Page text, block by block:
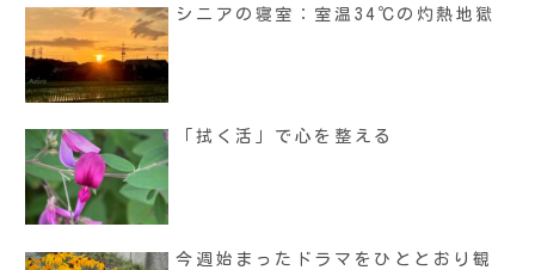
シニアの寝室：室温34℃の灼熱地獄
「拭く活」で心を整える
今週始まったドラマをひととおり観